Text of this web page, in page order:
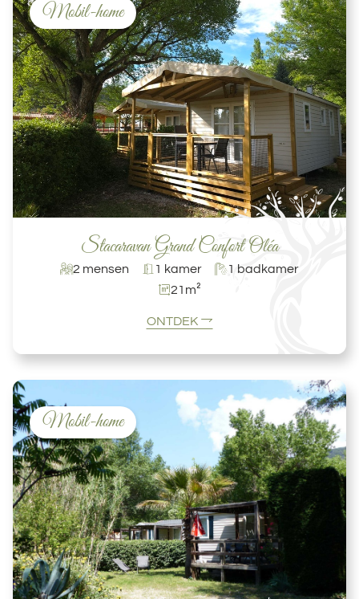
Mobil-home
Stacaravan Grand Confort Oléa
2 mensen 1 kamer
1 badkamer
21m²
ONTDEK
Mobil-home